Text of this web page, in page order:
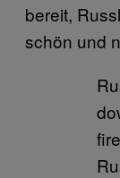
bereit,
schön und